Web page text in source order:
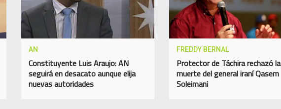
AN
Constituyente Luis Araujo: AN
seguirá en desacato aunque elija
nuevas autoridades
FREDDY BERNAL
Protector de Táchira rechazó la
muerte del general iraní Qasem
Soleimani